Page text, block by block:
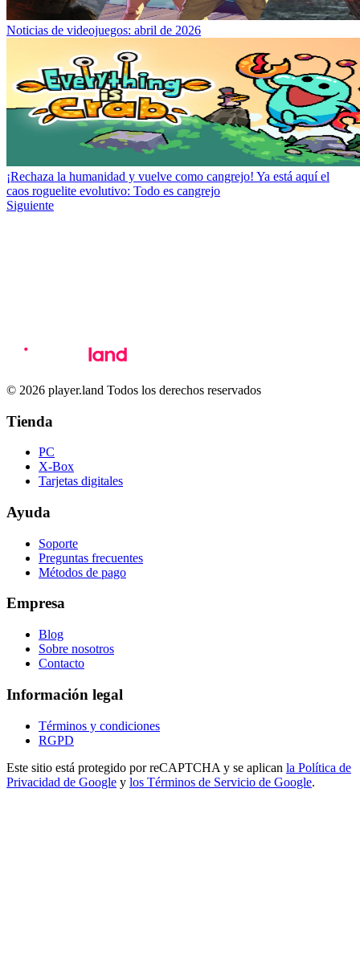
Noticias de videojuegos: abril de 2026
¡Rechaza la humanidad y vuelve como cangrejo! Ya está aquí el
caos roguelite evolutivo: Todo es cangrejo
Siguiente
© 2026 player.land Todos los derechos reservados
Tienda
PC
X-Box
Tarjetas digitales
Ayuda
Soporte
Preguntas frecuentes
Métodos de pago
Empresa
Blog
Sobre nosotros
Contacto
Información legal
Términos y condiciones
RGPD
Este sitio está protegido por reCAPTCHA y se aplican la Política de
Privacidad de Google y los Términos de Servicio de Google.